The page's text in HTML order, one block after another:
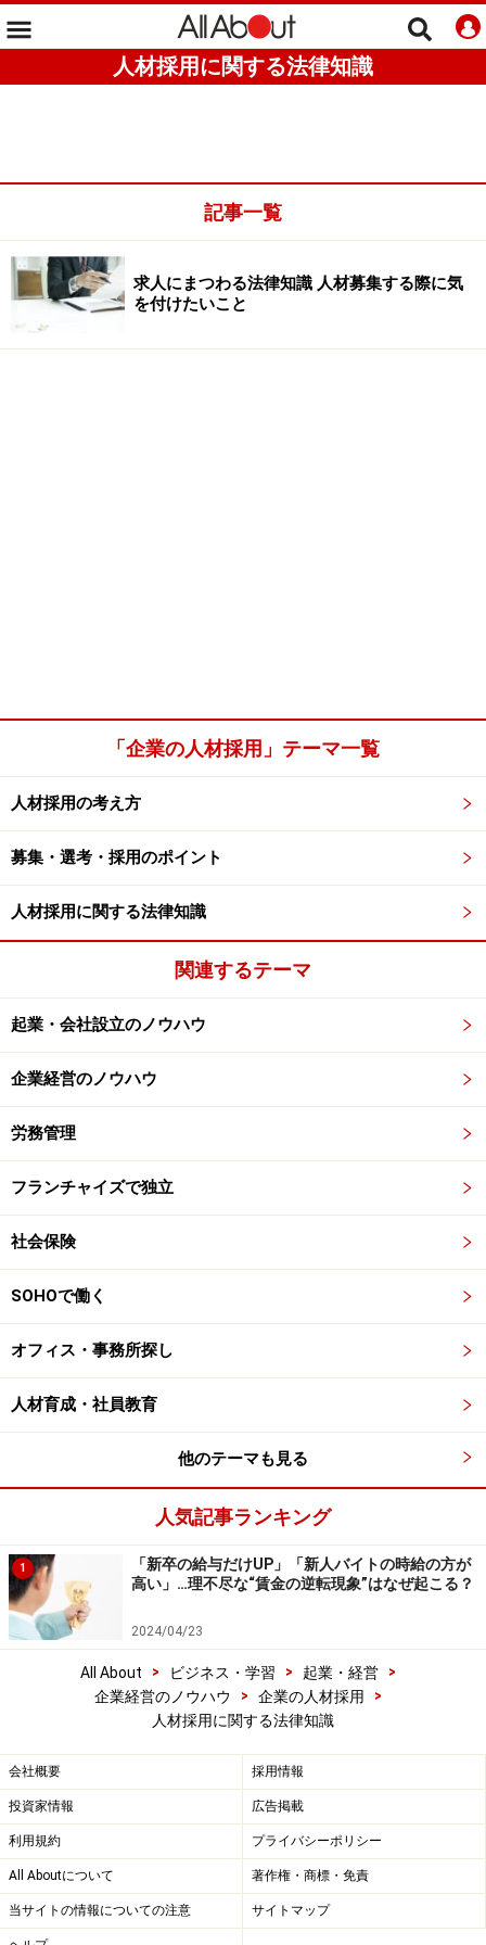
人材採用に関する法律知識
記事一覧
求人にまつわる法律知識 人材募集する際に気
を付けたいこと
「企業の人材採用」テーマ一覧
人材採用の考え方
募集・選考・採用のポイント
人材採用に関する法律知識
関連するテーマ
起業・会社設立のノウハウ
企業経営のノウハウ
労務管理
フランチャイズで独立
社会保険
SOHOで働く
オフィス・事務所探し
人材育成・社員教育
他のテーマも見る
人気記事ランキング
1
「新卒の給与だけUP」「新人バイトの時給の方が
高い」…理不尽な“賃金の逆転現象”はなぜ起こる？
2024/04/23
All About > ビジネス・学習 > 起業・経営
>
企業経営のノウハウ
> 企業の人材採用
>
人材採用に関する法律知識
会社概要 採用情報
投資家情報 広告掲載
利用規約 プライバシーポリシー
All Aboutについて 著作権・商標・免責
当サイトの情報についての注意 サイトマップ